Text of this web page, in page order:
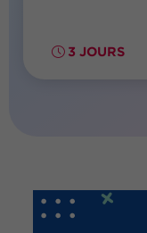
3 JOURS